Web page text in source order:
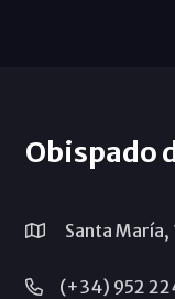
Obispado
Santa
(+34) 952